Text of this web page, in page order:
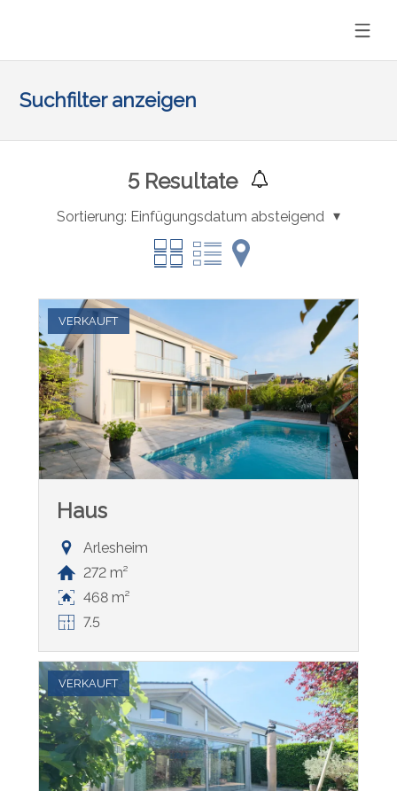
Suchfilter anzeigen
5Resultate
Sortierung: Einfügungsdatum absteigend
VERKAUFT
Haus
Arlesheim
272 m²
468 m²
7.5
VERKAUFT